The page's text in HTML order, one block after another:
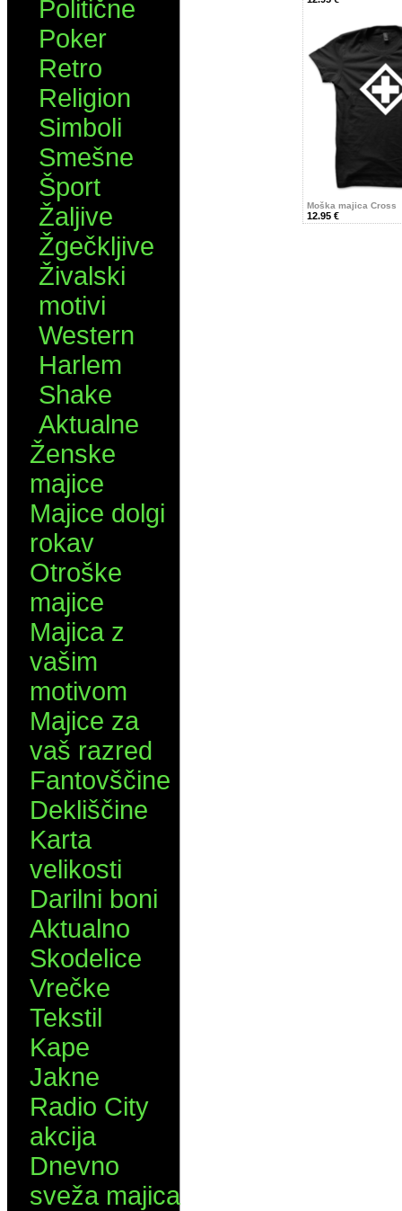
Politične
Poker
Retro
Religion
Simboli
Smešne
Šport
Žaljive
Žgečkljive
Živalski
motivi
Western
Harlem
Shake
Aktualne
Ženske
majice
Majice dolgi
rokav
Otroške
majice
Majica z
vašim
motivom
Majice za
vaš razred
Fantovščine
Dekliščine
Karta
velikosti
Darilni boni
Aktualno
Skodelice
Vrečke
Tekstil
Kape
Jakne
Radio City
akcija
Dnevno
sveža majica
Moška majica Cross
12.95 €